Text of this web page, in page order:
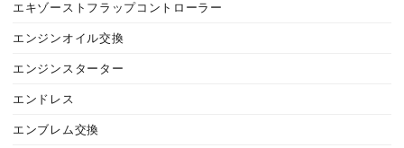
エキゾーストフラップコントローラー
エンジンオイル交換
エンジンスターター
エンドレス
エンブレム交換